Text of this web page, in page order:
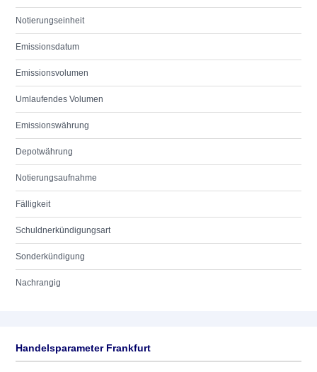
Notierungseinheit
Emissionsdatum
Emissionsvolumen
Umlaufendes Volumen
Emissionswährung
Depotwährung
Notierungsaufnahme
Fälligkeit
Schuldnerkündigungsart
Sonderkündigung
Nachrangig
Handelsparameter Frankfurt